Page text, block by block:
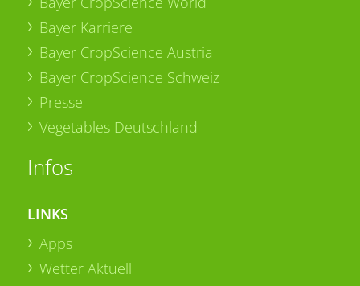
Bayer Karriere
Bayer CropScience Austria
Bayer CropScience Schweiz
Presse
Vegetables Deutschland
Infos
LINKS
Apps
Wetter Aktuell